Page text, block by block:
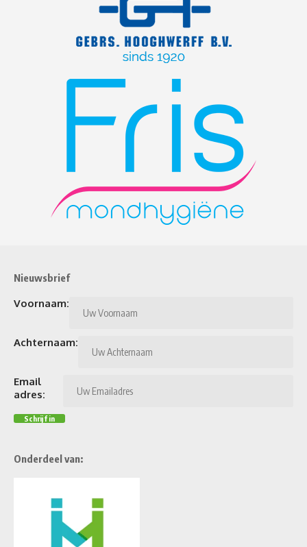
Nieuwsbrief
Voornaam:
Achternaam:
Email
adres:
Onderdeel van: